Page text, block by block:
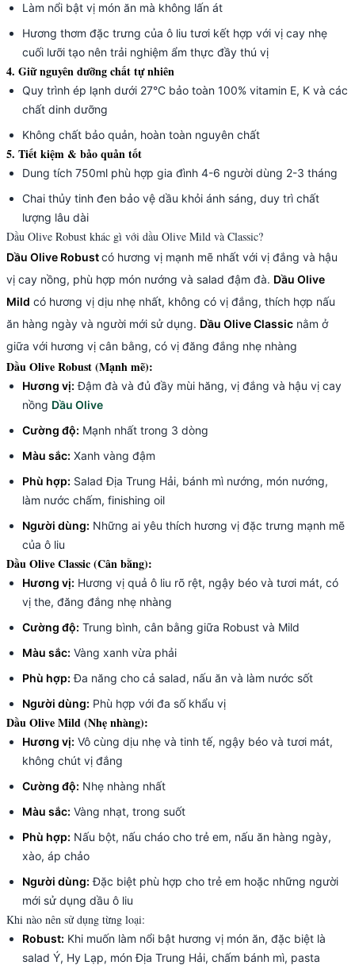
Làm nổi bật vị món ăn mà không lấn át
Hương thơm đặc trưng của ô liu tươi kết hợp với vị cay nhẹ
cuối lưỡi tạo nên trải nghiệm ẩm thực đầy thú vị
4. Giữ nguyên dưỡng chất tự nhiên
Quy trình ép lạnh dưới 27°C bảo toàn 100% vitamin E, K và các
chất dinh dưỡng
Không chất bảo quản, hoàn toàn nguyên chất
5. Tiết kiệm & bảo quản tốt
Dung tích 750ml phù hợp gia đình 4-6 người dùng 2-3 tháng
Chai thủy tinh đen bảo vệ dầu khỏi ánh sáng, duy trì chất
lượng lâu dài
Dầu Olive Robust khác gì với dầu Olive Mild và Classic?
Dầu Olive Robustcó hương vị mạnh mẽ nhất với vị đắng và hậu
vị cay nồng, phù hợp món nướng và salad đậm đà. Dầu Olive
Mild có hương vị dịu nhẹ nhất, không có vị đắng, thích hợp nấu
ăn hàng ngày và người mới sử dụng. Dầu Olive Classic nằm ở
giữa với hương vị cân bằng, có vị đăng đắng nhẹ nhàng
Dầu Olive Robust (Mạnh mẽ):
Hương vị: Đậm đà và đủ đầy mùi hăng, vị đắng và hậu vị cay
nồng Dầu Olive
Cường độ: Mạnh nhất trong 3 dòng
Màu sắc: Xanh vàng đậm
Phù hợp: Salad Địa Trung Hải, bánh mì nướng, món nướng,
làm nước chấm, finishing oil
Người dùng: Những ai yêu thích hương vị đặc trưng mạnh mẽ
của ô liu
Dầu Olive Classic (Cân bằng):
Hương vị: Hương vị quả ô liu rõ rệt, ngậy béo và tươi mát, có
vị the, đăng đắng nhẹ nhàng
Cường độ: Trung bình, cân bằng giữa Robust và Mild
Màu sắc: Vàng xanh vừa phải
Phù hợp: Đa năng cho cả salad, nấu ăn và làm nước sốt
Người dùng: Phù hợp với đa số khẩu vị
Dầu Olive Mild (Nhẹ nhàng):
Hương vị: Vô cùng dịu nhẹ và tinh tế, ngậy béo và tươi mát,
không chút vị đắng
Cường độ: Nhẹ nhàng nhất
Màu sắc: Vàng nhạt, trong suốt
Phù hợp: Nấu bột, nấu cháo cho trẻ em, nấu ăn hàng ngày,
xào, áp chảo
Người dùng: Đặc biệt phù hợp cho trẻ em hoặc những người
mới sử dụng dầu ô liu
Khi nào nên sử dụng từng loại:
Robust: Khi muốn làm nổi bật hương vị món ăn, đặc biệt là
salad Ý, Hy Lạp, món Địa Trung Hải, chấm bánh mì, pasta